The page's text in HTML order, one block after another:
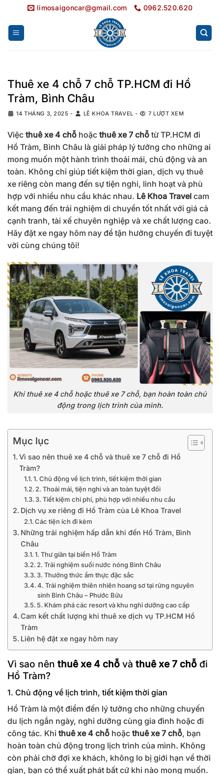
nội
dung
limosaigoncar@gmail.com 0962.520.620
Thuê xe 4 chỗ 7 chỗ TP.HCM đi Hồ
Tràm, Bình Châu
14 THÁNG 3, 2025 - LÊ KHOA TRAVEL - 7 LƯỢT XEM
Việc thuê xe 4 chỗ hoặc thuê xe 7 chỗ từ TP.HCM đi
Hồ Tràm, Bình Châu là giải pháp lý tưởng cho những ai
mong muốn một hành trình thoải mái, chủ động và an
toàn. Không chỉ giúp tiết kiệm thời gian, dịch vụ thuê
xe riêng còn mang đến sự tiện nghi, linh hoạt và phù
hợp với nhiều nhu cầu khác nhau. Lê Khoa Travel cam
kết mang đến trải nghiệm di chuyển tốt nhất với giá cả
cạnh tranh, tài xế chuyên nghiệp và xe chất lượng cao.
Hãy đặt xe ngay hôm nay để tận hưởng chuyến đi tuyệt
vời cùng chúng tôi!
Khi thuê xe 4 chỗ hoặc thuê xe 7 chỗ, bạn hoàn toàn chủ
động trong lịch trình của mình.
Mục lục
Vì sao nên thuê xe 4 chỗ và thuê xe 7 chỗ đi Hồ
Tràm?
1. Chủ động về lịch trình, tiết kiệm thời gian
2. Thoải mái, tiện nghi và an toàn tuyệt đối
3. Tiết kiệm chi phí, phù hợp với nhiều nhu cầu
Dịch vụ xe riêng đi Hồ Tràm của Lê Khoa Travel
Các tiện ích đi kèm
Những trải nghiệm hấp dẫn khi đến Hồ Tràm, Bình
Châu
1. Thư giãn tại biển Hồ Tràm
2. Trải nghiệm suối nước nóng Bình Châu
3. Thưởng thức ẩm thực đặc sắc
4. Trải nghiệm thiên nhiên hoang sơ tại rừng nguyên
sinh Bình Châu – Phước Bửu
5. Khám phá các resort và khu nghỉ dưỡng cao cấp
Cam kết chất lượng khi thuê xe dịch vụ TP.HCM Hồ
Tràm
Liên hệ đặt xe ngay hôm nay
Vì sao nên thuê xe 4 chỗ và thuê xe 7 chỗ đi
Hồ Tràm?
1. Chủ động về lịch trình, tiết kiệm thời gian
Hồ Tràm là một điểm đến lý tưởng cho những chuyến
du lịch ngắn ngày, nghỉ dưỡng cùng gia đình hoặc đi
công tác. Khi thuê xe 4 chỗ hoặc thuê xe 7 chỗ, bạn
hoàn toàn chủ động trong lịch trình của mình. Không
còn phải chờ đợi xe khách, không lo bị giới hạn về thời
gian, bạn có thể xuất phát bất cứ khi nào mong muốn.